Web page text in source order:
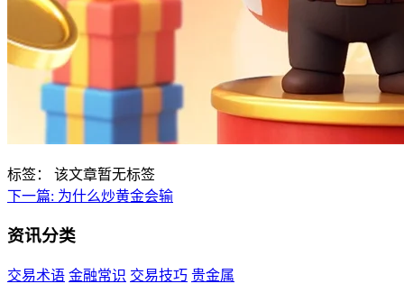
标签：
该文章暂无标签
下一篇: 为什么炒黄金会输
资讯分类
交易术语 金融常识 交易技巧 贵金属